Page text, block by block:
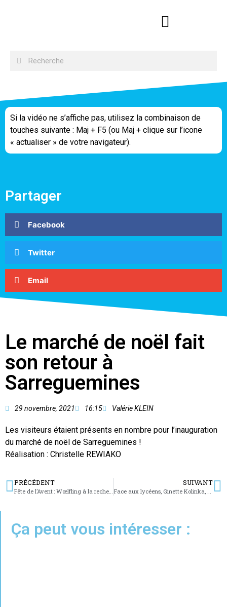
Si la vidéo ne s’affiche pas, utilisez la combinaison de
touches suivante : Maj + F5 (ou Maj + clique sur l’icone
« actualiser » de votre navigateur).
Partager
Facebook
Twitter
Email
Le marché de noël fait
son retour à
Sarreguemines
29 novembre, 2021 16:15 Valérie KLEIN
Les visiteurs étaient présents en nombre pour l’inauguration
du marché de noël de Sarreguemines !
Réalisation : Christelle REWIAKO
PRÉCÉDENT
Fête de l’Avent : Wœlfling à la recherche de Saint Nicolas
SUIVANT
Face aux lycéens, Ginette Kolinka, survivante du camp de concentration de Birkenau
Ça peut vous intéresser :